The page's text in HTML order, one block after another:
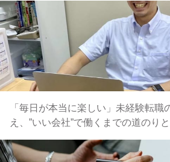
「毎日が本当に楽しい」未経験転職
え、”いい会社”で働くまでの道のり